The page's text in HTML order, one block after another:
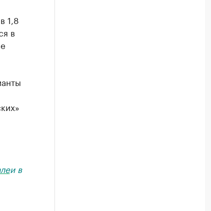
1,8
в
и в